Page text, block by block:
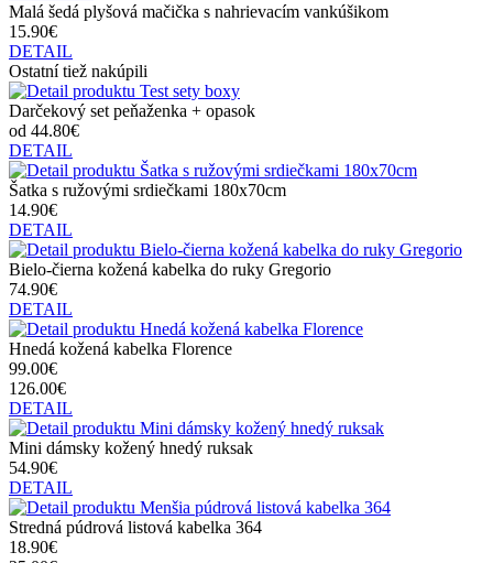
Malá šedá plyšová mačička s nahrievacím vankúšikom
15.90€
DETAIL
Ostatní tiež nakúpili
Darčekový set peňaženka + opasok
od 44.80€
DETAIL
Šatka s ružovými srdiečkami 180x70cm
14.90€
DETAIL
Bielo-čierna kožená kabelka do ruky Gregorio
74.90€
DETAIL
Hnedá kožená kabelka Florence
99.00€
126.00€
DETAIL
Mini dámsky kožený hnedý ruksak
54.90€
DETAIL
Stredná púdrová listová kabelka 364
18.90€